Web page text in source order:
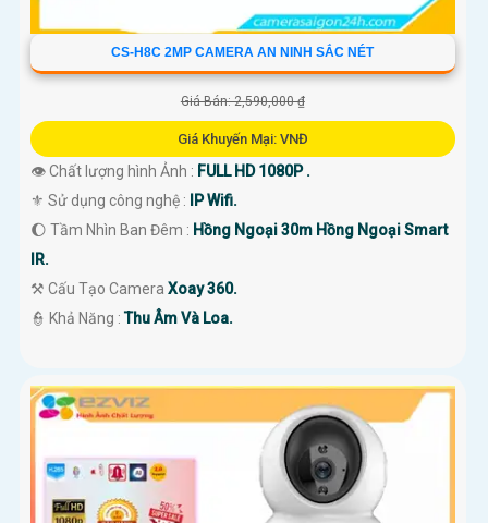
CS-H8C 2MP CAMERA AN NINH SẮC NÉT
Giá Bán: 2,590,000 ₫
Giá Khuyến Mại: VNĐ
👁 Chất lượng hình Ảnh : FULL HD 1080P .
⚜️ Sử dụng công nghệ :
IP Wifi.
🌔 Tầm Nhìn Ban Đêm : Hồng Ngoại 30m Hồng Ngoại Smart
IR.
⚒ Cấu Tạo Camera Xoay 360.
️👮 Khả Năng :Thu Âm Và Loa.